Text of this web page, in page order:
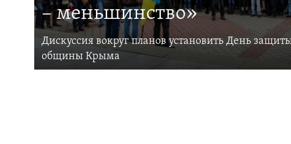
– меньшинство»
Дискуссия вокруг планов установить День
общины Крыма